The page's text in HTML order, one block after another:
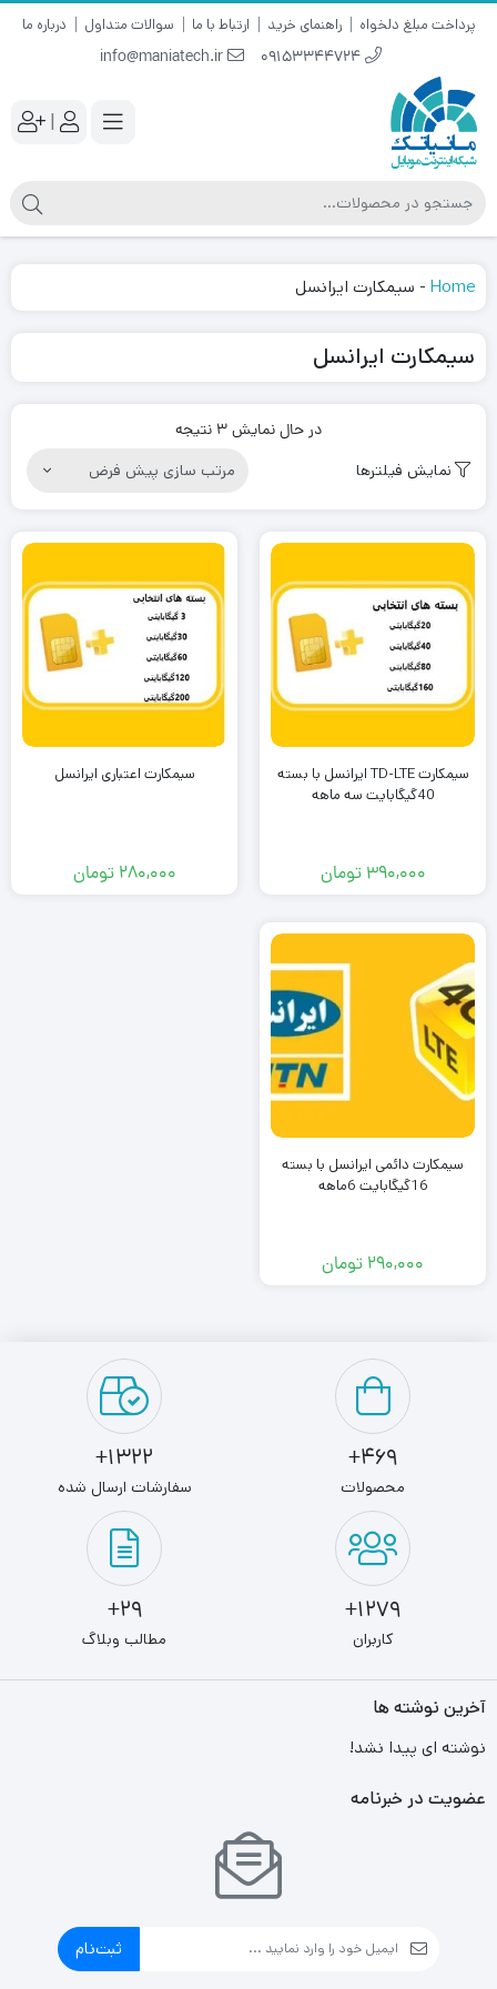
پرداخت مبلغ دلخواه راهنمای خرید ارتباط با ما سوالات متداول درباره ما
09153344724
info@maniatech.ir
|
Home
- سیمکارت ایرانسل
سیمکارت ایرانسل
در حال نمایش 3 نتیجه
نمایش فیلترها
سیمکارت TD-LTE ایرانسل با بسته
40گیگابایت سه ماهه
۳۹۰,۰۰۰ تومان
سیمکارت اعتباری ایرانسل
۲۸۰,۰۰۰ تومان
سیمکارت دائمی ایرانسل با بسته
16گیگابایت 6ماهه
۲۹۰,۰۰۰ تومان
469+
محصولات
1322+
سفارشات ارسال شده
1279+
کاربران
29+
مطالب وبلاگ
آخرین نوشته ها
نوشته ای پیدا نشد!
عضویت در خبرنامه
ثبت‌نام